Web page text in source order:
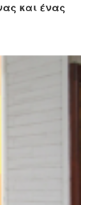
και ένας